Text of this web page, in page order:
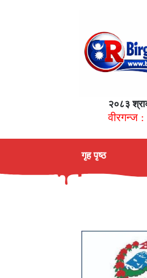
२०८३
वीरगन्ज :
गृह पृष्ठ